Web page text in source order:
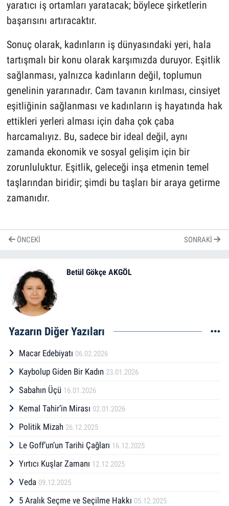
yaratıcı iş ortamları yaratacak; böylece şirketlerin
başarısını artıracaktır.
Sonuç olarak, kadınların iş dünyasındaki yeri, hala
tartışmalı bir konu olarak karşımızda duruyor. Eşitlik
sağlanması, yalnızca kadınların değil, toplumun
genelinin yararınadır. Cam tavanın kırılması, cinsiyet
eşitliğinin sağlanması ve kadınların iş hayatında hak
ettikleri yerleri alması için daha çok çaba
harcamalıyız. Bu, sadece bir ideal değil, aynı
zamanda ekonomik ve sosyal gelişim için bir
zorunluluktur. Eşitlik, geleceği inşa etmenin temel
taşlarından biridir; şimdi bu taşları bir araya getirme
zamanıdır.
ÖNCEKI SONRAKI
Betül Gökçe AKGÖL
Yazarın Diğer Yazıları
Macar Edebiyatı 06.02.2026
Kaybolup Giden Bir Kadın 23.01.2026
Sabahın Üçü 16.01.2026
Kemal Tahir’in Mirası 02.01.2026
Politik Mizah 26.12.2025
Le Goff’un’un Tarihi Çağları 16.12.2025
Yırtıcı Kuşlar Zamanı 12.12.2025
Veda 09.12.2025
5 Aralık Seçme ve Seçilme Hakkı 05.12.2025